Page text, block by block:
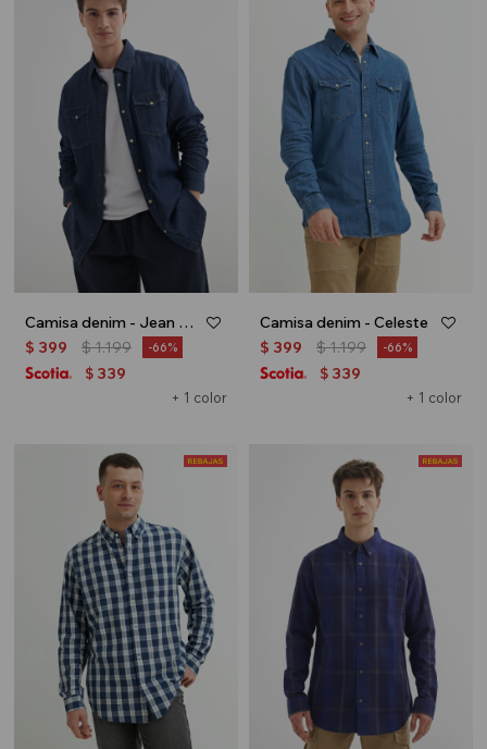
Camisa denim - Jean oscuro
+ 1 color
$ 399 $1.199 66
$ 339
Camisa denim - Celeste
+ 1 color
$ 399 $1.199 66
$ 339